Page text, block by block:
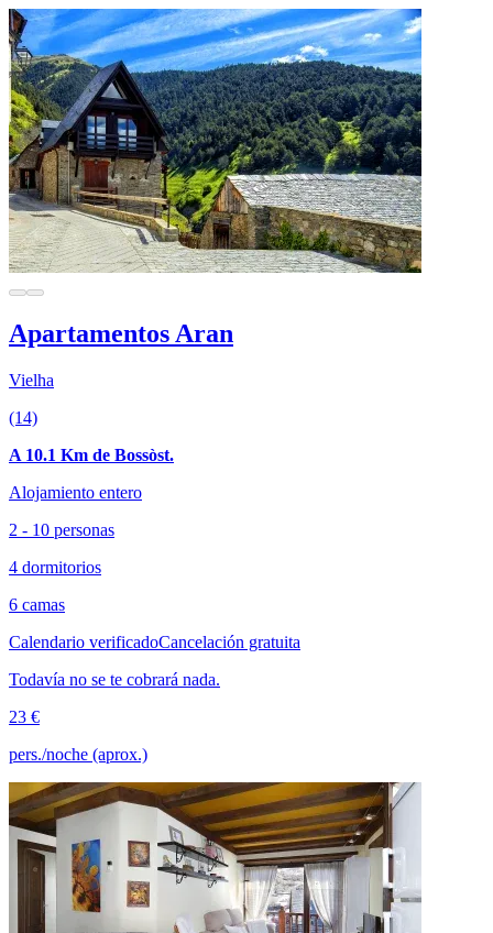
Apartamentos Aran
Vielha
(14)
A 10.1 Km de Bossòst.
Alojamiento entero
2 - 10 personas
4 dormitorios
6 camas
Calendario verificadoCancelación gratuita
Todavía no se te cobrará nada.
23 €
pers./noche (aprox.)